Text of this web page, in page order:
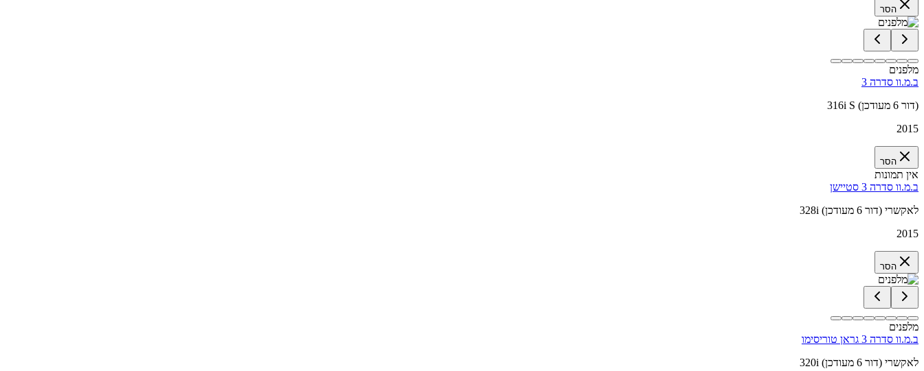
הסר
מלפנים
ב.מ.וו סדרה 3
316i S (דור 6 מעודכן)
2015
הסר
אין תמונות
ב.מ.וו סדרה 3 סטיישן
328i לאקשרי (דור 6 מעודכן)
2015
הסר
מלפנים
ב.מ.וו סדרה 3 גראן טוריסימו
320i לאקשרי (דור 6 מעודכן)